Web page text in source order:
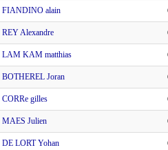
FIANDINO alain
REY Alexandre
LAM KAM matthias
BOTHEREL Joran
CORRe gilles
MAES Julien
DE LORT Yohan